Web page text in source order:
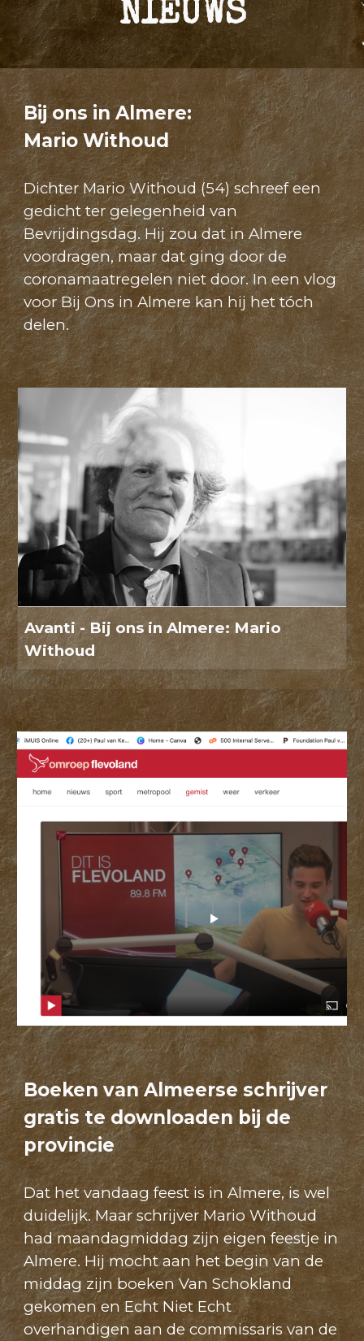
NIEUWS
Bij ons in Almere:
Mario Withoud
Dichter Mario Withoud (54) schreef een
gedicht ter gelegenheid van
Bevrijdingsdag. Hij zou dat in Almere
voordragen, maar dat ging door de
coronamaatregelen niet door. In een vlog
voor Bij Ons in Almere kan hij het tóch
delen.
Avanti - Bij ons in Almere: Mario
Withoud
Boeken van Almeerse schrijver
gratis te downloaden bij de
provincie
Dat het vandaag feest is in Almere, is wel
duidelijk. Maar schrijver Mario Withoud
had maandagmiddag zijn eigen feestje in
Almere. Hij mocht aan het begin van de
middag zijn boeken Van Schokland
gekomen en Echt Niet Echt
overhandigen aan de commissaris van de